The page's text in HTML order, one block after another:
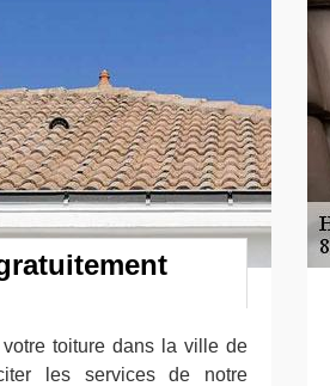
toiture dans la ville de
les services de notre